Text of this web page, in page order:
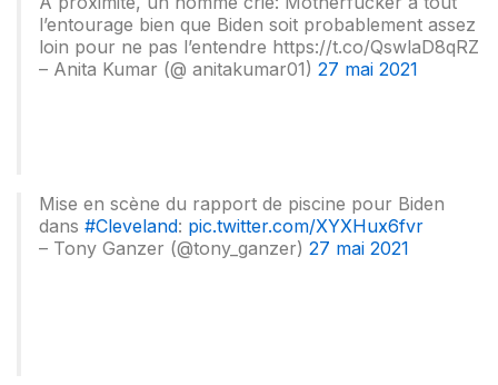
l’entourage bien que Biden soit probablement assez
loin pour ne pas l’entendre https://t.co/QswlaD8qRZ
– Anita Kumar (@ anitakumar01) 27 mai 2021
Mise en scène du rapport de piscine pour Biden
dans #Cleveland: pic.twitter.com/XYXHux6fvr
– Tony Ganzer (@tony_ganzer) 27 mai 2021